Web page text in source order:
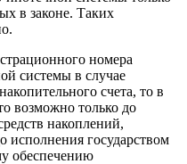
в законе. Таких
номера
системы в случае
счета, то в
возможно только до
накоплений,
исполнения государством
обеспечению